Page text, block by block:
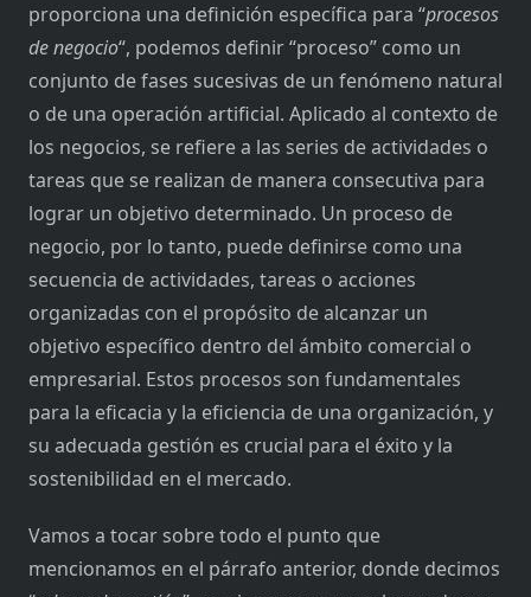
proporciona una definición específica para “procesos
de negocio“, podemos definir “proceso” como un
conjunto de fases sucesivas de un fenómeno natural
o de una operación artificial. Aplicado al contexto de
los negocios, se refiere a las series de actividades o
tareas que se realizan de manera consecutiva para
lograr un objetivo determinado. Un proceso de
negocio, por lo tanto, puede definirse como una
secuencia de actividades, tareas o acciones
organizadas con el propósito de alcanzar un
objetivo específico dentro del ámbito comercial o
empresarial. Estos procesos son fundamentales
para la eficacia y la eficiencia de una organización, y
su adecuada gestión es crucial para el éxito y la
sostenibilidad en el mercado.
Vamos a tocar sobre todo el punto que
mencionamos en el párrafo anterior, donde decimos